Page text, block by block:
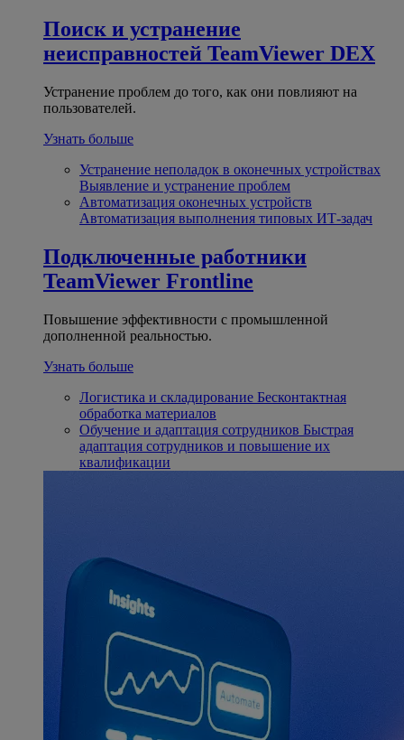
Поиск и устранение
неисправностей TeamViewer DEX
Устранение проблем до того, как они повлияют на
пользователей.
Узнать больше
Устранение неполадок в оконечных устройствах
Выявление и устранение проблем
Автоматизация оконечных устройств
Автоматизация выполнения типовых ИТ-задач
Подключенные работники
TeamViewer Frontline
Повышение эффективности с промышленной
дополненной реальностью.
Узнать больше
Логистика и складирование Бесконтактная
обработка материалов
Обучение и адаптация сотрудников Быстрая
адаптация сотрудников и повышение их
квалификации